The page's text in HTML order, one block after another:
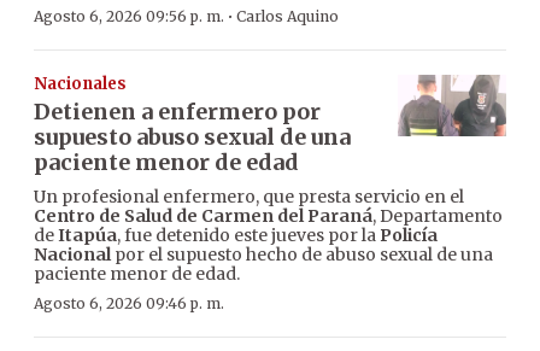
Agosto 6, 2026 09:56 p. m. · Carlos Aquino
Nacionales
Detienen a enfermero por
supuesto abuso sexual de una
paciente menor de edad
Un profesional enfermero, que presta servicio en el
Centro de Salud de Carmen del Paraná, Departamento
deItapúa, fue detenido este jueves por la Policía
Nacionalpor el supuesto hecho de abuso sexual de una
paciente menor de edad.
Agosto 6, 2026 09:46 p. m.